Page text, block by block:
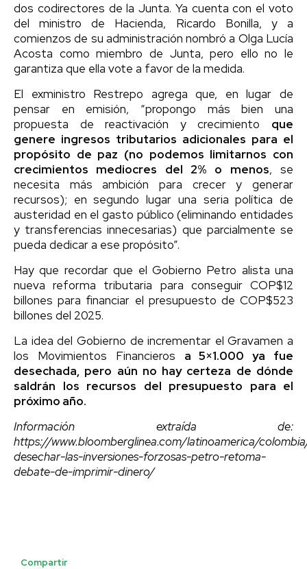
dos codirectores de la Junta. Ya cuenta con el voto
del ministro de Hacienda, Ricardo Bonilla, y a
comienzos de su administración nombró a Olga Lucía
Acosta como miembro de Junta, pero ello no le
garantiza que ella vote a favor de la medida.
El exministro Restrepo agrega que, en lugar de
pensar en emisión, “propongo más bien una
propuesta de reactivación y crecimiento que
genere ingresos tributarios adicionales para el
propósito de paz (no podemos limitarnos con
crecimientos mediocres del 2% o menos, se
necesita más ambición para crecer y generar
recursos); en segundo lugar una seria política de
austeridad en el gasto público (eliminando entidades
y transferencias innecesarias) que parcialmente se
pueda dedicar a ese propósito”.
Hay que recordar que el Gobierno Petro alista una
nueva reforma tributaria para conseguir COP$12
billones para financiar el presupuesto de COP$523
billones del 2025.
La idea del Gobierno de incrementar el Gravamen a
los Movimientos Financieros a 5×1.000 ya fue
desechada, pero aún no hay certeza de dónde
saldrán los recursos del presupuesto para el
próximo año.
Información extraída de:
https://www.bloomberglinea.com/latinoamerica/
desechar-las-inversiones-forzosas-petro-retoma-
debate-de-imprimir-dinero/
Compartir